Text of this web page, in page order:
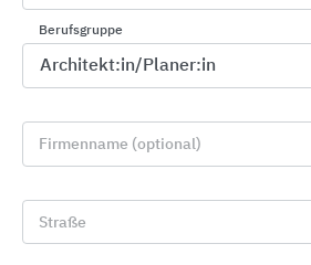
Berufsgruppe
Firmenname (optional)
Straße